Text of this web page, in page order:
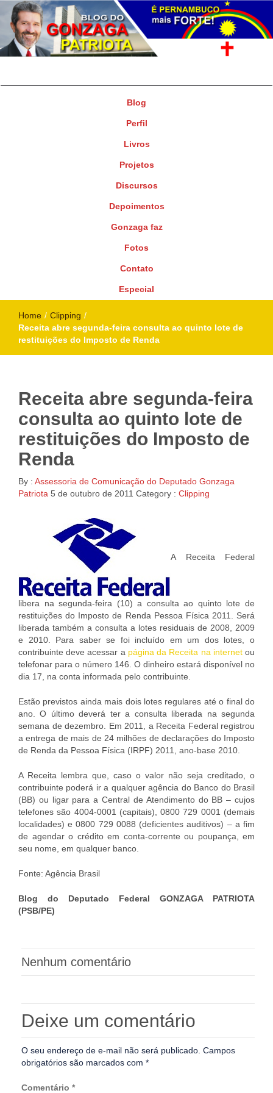
Blog
Perfil
Livros
Projetos
Discursos
Depoimentos
Gonzaga faz
Fotos
Contato
Especial
Home / Clipping /
Receita abre segunda-feira consulta ao quinto lote de
restituições do Imposto de Renda
Receita abre segunda-feira
consulta ao quinto lote de
restituições do Imposto de
Renda
By : Assessoria de Comunicação do Deputado Gonzaga
Patriota 5 de outubro de 2011 Category : Clipping
A Receita Federal
libera na segunda-feira (10) a consulta ao quinto lote de
restituições do Imposto de Renda Pessoa Física 2011. Será
liberada também a consulta a lotes residuais de 2008, 2009
e 2010. Para saber se foi incluído em um dos lotes, o
contribuinte deve acessar a página da Receita na internetou
telefonar para o número 146. O dinheiro estará disponível no
dia 17, na conta informada pelo contribuinte.
Estão previstos ainda mais dois lotes regulares até o final do
ano. O último deverá ter a consulta liberada na segunda
semana de dezembro. Em 2011, a Receita Federal registrou
a entrega de mais de 24 milhões de declarações do Imposto
de Renda da Pessoa Física (IRPF) 2011, ano-base 2010.
A Receita lembra que, caso o valor não seja creditado, o
contribuinte poderá ir a qualquer agência do Banco do Brasil
(BB) ou ligar para a Central de Atendimento do BB – cujos
telefones são 4004-0001 (capitais), 0800 729 0001 (demais
localidades) e 0800 729 0088 (deficientes auditivos) – a fim
de agendar o crédito em conta-corrente ou poupança, em
seu nome, em qualquer banco.
Fonte: Agência Brasil
Blog do Deputado Federal GONZAGA PATRIOTA
(PSB/PE)
Nenhum comentário
Deixe um comentário
O seu endereço de e-mail não será publicado. Campos
obrigatórios são marcados com *
Comentário *